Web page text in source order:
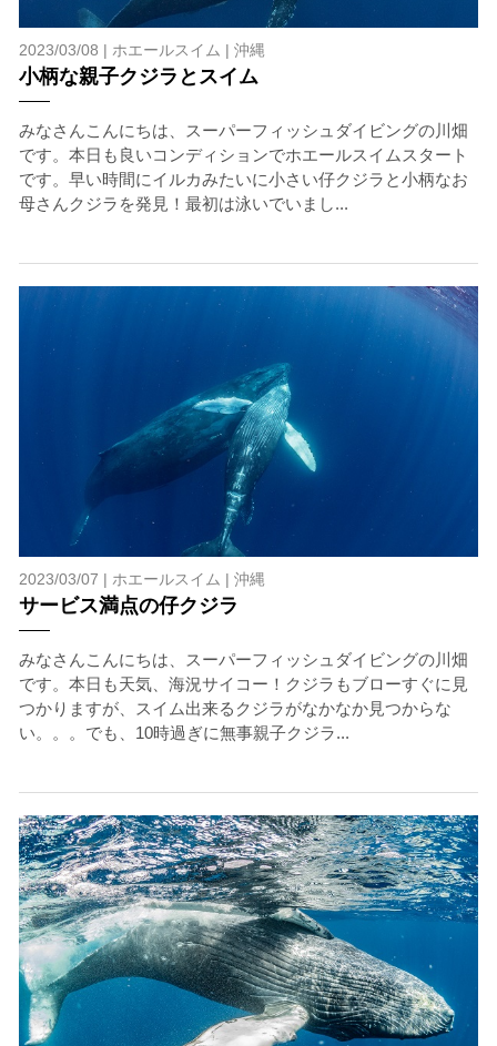
2023/03/08 | ホエールスイム | 沖縄
小柄な親子クジラとスイム
みなさんこんにちは、スーパーフィッシュダイビングの川畑
です。本日も良いコンディションでホエールスイムスタート
です。早い時間にイルカみたいに小さい仔クジラと小柄なお
母さんクジラを発見！最初は泳いでいまし...
2023/03/07 | ホエールスイム | 沖縄
サービス満点の仔クジラ
みなさんこんにちは、スーパーフィッシュダイビングの川畑
です。本日も天気、海況サイコー！クジラもブローすぐに見
つかりますが、スイム出来るクジラがなかなか見つからな
い。。。でも、10時過ぎに無事親子クジラ...